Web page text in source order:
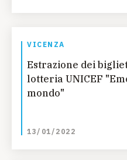
VICENZA
Estrazione dei
lotteria UNICEF
mondo"
13/01/2022